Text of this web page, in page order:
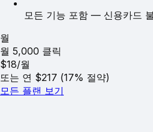
모든 기능 포함 — 신용카드
월
월 5,000 클릭
$18/월
또는 연 $217 (17% 절약)
모든 플랜 보기